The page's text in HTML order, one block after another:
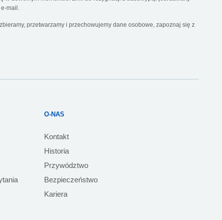
mail.
przetwarzamy i przechowujemy dane osobowe, zapoznaj się z
O-NAS
Kontakt
Historia
Przywództwo
Bezpieczeństwo
Kariera